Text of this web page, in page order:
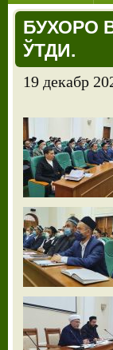
БУХОРО
ЎТДИ.
19 декабр